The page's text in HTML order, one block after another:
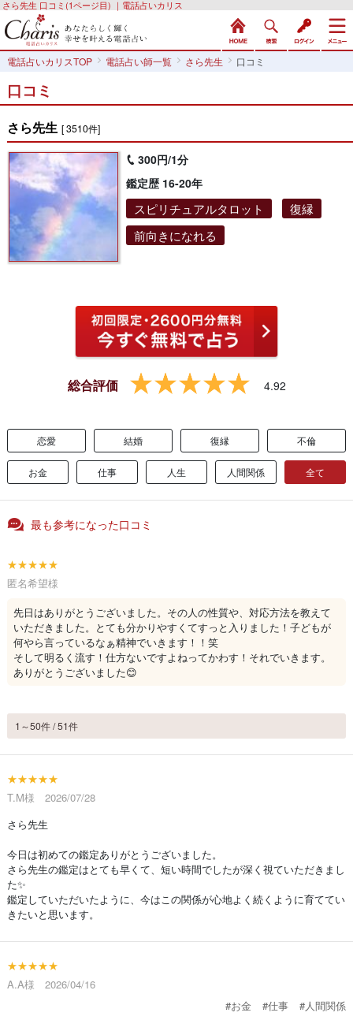
さら先生 口コミ(1ページ目) ｜電話占いカリス
電話占いカリスTOP 電話占い師一覧 さら先生 口コミ
口コミ
さら先生 [ 3510件]
300円/1分
鑑定歴 16-20年
スピリチュアルタロット
復縁
前向きになれる
総合評価 4.92
恋愛 結婚 復縁 不倫
お金 仕事 人生 人間関係 全て
最も参考になった口コミ
★★★★★
匿名希望様
先日はありがとうございました。その人の性質や、対応方法を教えて
いただきました。とても分かりやすくてすっと入りました！子どもが
何やら言っているなぁ精神でいきます！！笑
そして明るく流す！仕方ないですよねってかわす！それでいきます。
ありがとうございました😊
1～50件 / 51件
★★★★★
T.M様 2026/07/28
さら先生
今日は初めての鑑定ありがとうございました。
さら先生の鑑定はとても早くて、短い時間でしたが深く視ていただきまし
た✨
鑑定していただいたように、今はこの関係が心地よく続くように育ててい
きたいと思います。
★★★★★
A.A様 2026/04/16
#お金
#仕事
#人間関係